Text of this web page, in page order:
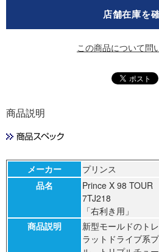
店舗在庫を
この商品について問
商品説明
メーカー
プリンス
品名
Prince X 98 TOUR
7TJ218
「右利き用」
商品説明
新型モールドのト
ラットドライブ系